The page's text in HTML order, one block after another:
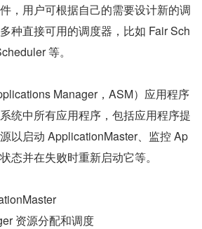
，用户可根据自己的需要设计新的调
种直接可用的调度器，比如 Fair Sch
等。
Manager，ASM）应用程序
统中所有应用程序，包括应用程序提
以启动 ApplicationMaster、监控 Ap
态并在失败时重新启动它等。
资源分配和调度